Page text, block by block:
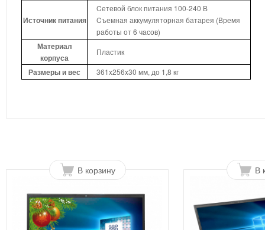
Источник питания
Cетевой блок питания 100-240 В
Cъемная аккумуляторная батарея (Время
работы от 6 часов)
Материал
корпуса
Пластик
Размеры и вес 361x256x30 мм, до 1,8 кг
В корзину В